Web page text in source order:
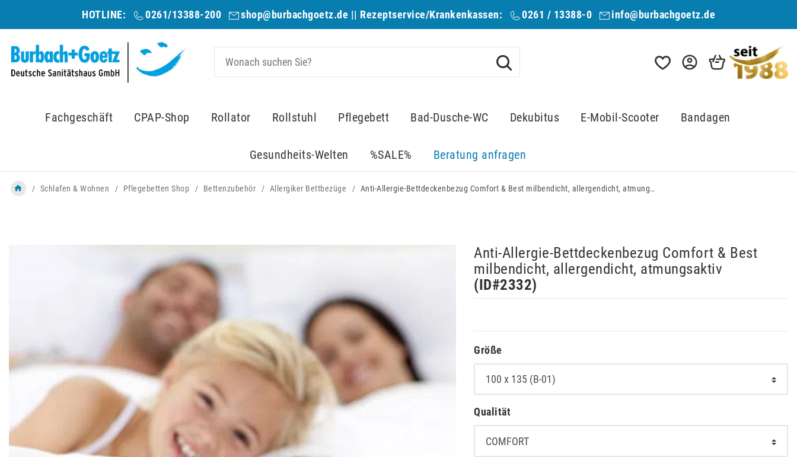
HOTLINE: 0261/13388-200 shop@burbachgoetz.de || Rezeptservice/Krankenkassen: 0261 / 13388-0 info@burbachgoetz.de
Fachgeschäft CPAP-Shop Rollator Rollstuhl Pflegebett Bad-Dusche-WC Dekubitus E-Mobil-Scooter Bandagen
Gesundheits-Welten %SALE% Beratung anfragen
Schlafen & Wohnen Pflegebetten Shop Bettenzubehör Allergiker Bettbezüge Anti-Allergie-Bettdeckenbezug Comfort & Best milbendicht, allergendicht, atmungsaktiv
Anti-Allergie-Bettdeckenbezug Comfort & Best
milbendicht, allergendicht, atmungsaktiv
(ID#2332)
Größe
Qualität